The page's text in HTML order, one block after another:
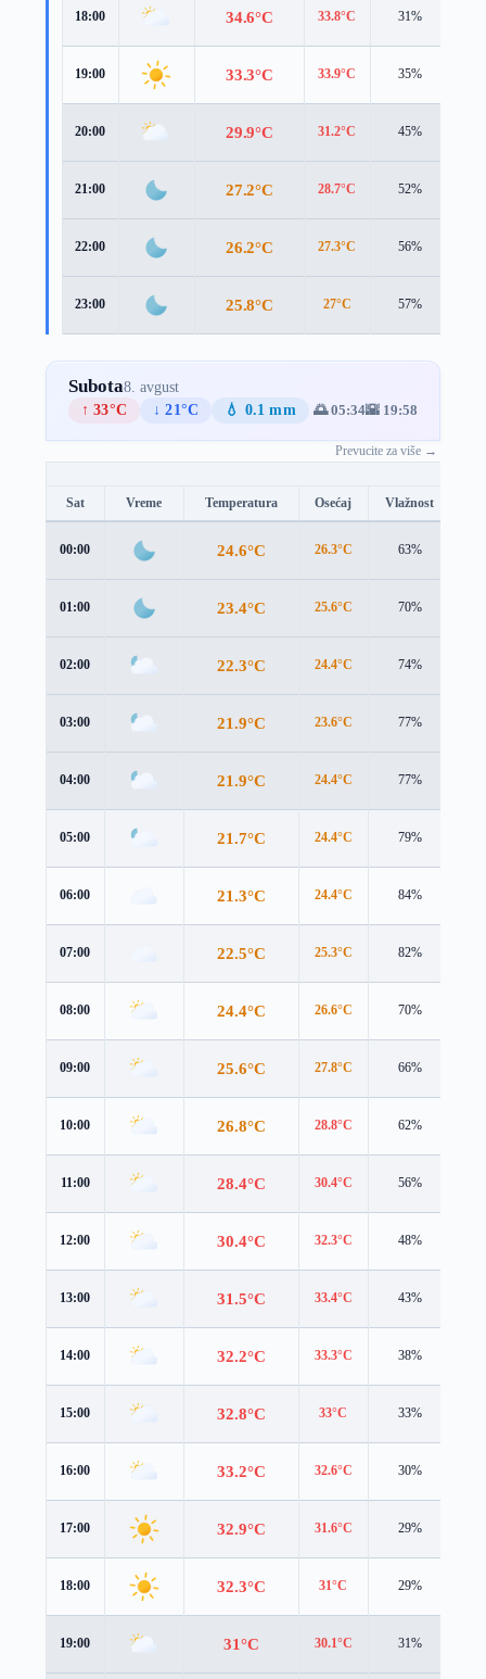
18:00 34.6°C 33.8°C 31%
19:00 33.3°C 33.9°C 35%
20:00 29.9°C 31.2°C 45%
21:00 27.2°C 28.7°C 52%
22:00 26.2°C 27.3°C 56%
23:00 25.8°C 27°C 57%
Subota8. avgust
↑ 33°C
↓ 21°C 💧 0.1 mm 🌅 05:34🌇 19:58
Prevucite za više →
Sat Vreme Temperatura Osećaj Vlažnost
00:00 24.6°C 26.3°C 63%
01:00 23.4°C 25.6°C 70%
02:00 22.3°C 24.4°C 74%
03:00 21.9°C 23.6°C 77%
04:00 21.9°C 24.4°C 77%
05:00 21.7°C 24.4°C 79%
06:00 21.3°C 24.4°C 84%
07:00 22.5°C 25.3°C 82%
08:00 24.4°C 26.6°C 70%
09:00 25.6°C 27.8°C 66%
10:00 26.8°C 28.8°C 62%
11:00 28.4°C 30.4°C 56%
12:00 30.4°C 32.3°C 48%
13:00 31.5°C 33.4°C 43%
14:00 32.2°C 33.3°C 38%
15:00 32.8°C 33°C 33%
16:00 33.2°C 32.6°C 30%
17:00 32.9°C 31.6°C 29%
18:00 32.3°C 31°C 29%
19:00 31°C 30.1°C 31%